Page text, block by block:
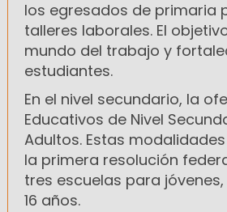
los egresados de primaria
talleres laborales. El
mundo del trabajo y
estudiantes.
En el nivel secundario, la
Educativos de Nivel
Adultos. Estas
la primera resolución
tres escuelas para
16 años.